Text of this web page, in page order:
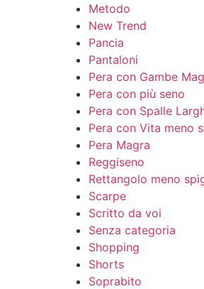
Metodo
New Trend
Pancia
Pantaloni
Pera con Gambe
Pera con più seno
Pera con Spalle
Pera con Vita meno
Pera Magra
Reggiseno
Rettangolo meno
Scarpe
Scritto da voi
Senza categoria
Shopping
Shorts
Soprabito